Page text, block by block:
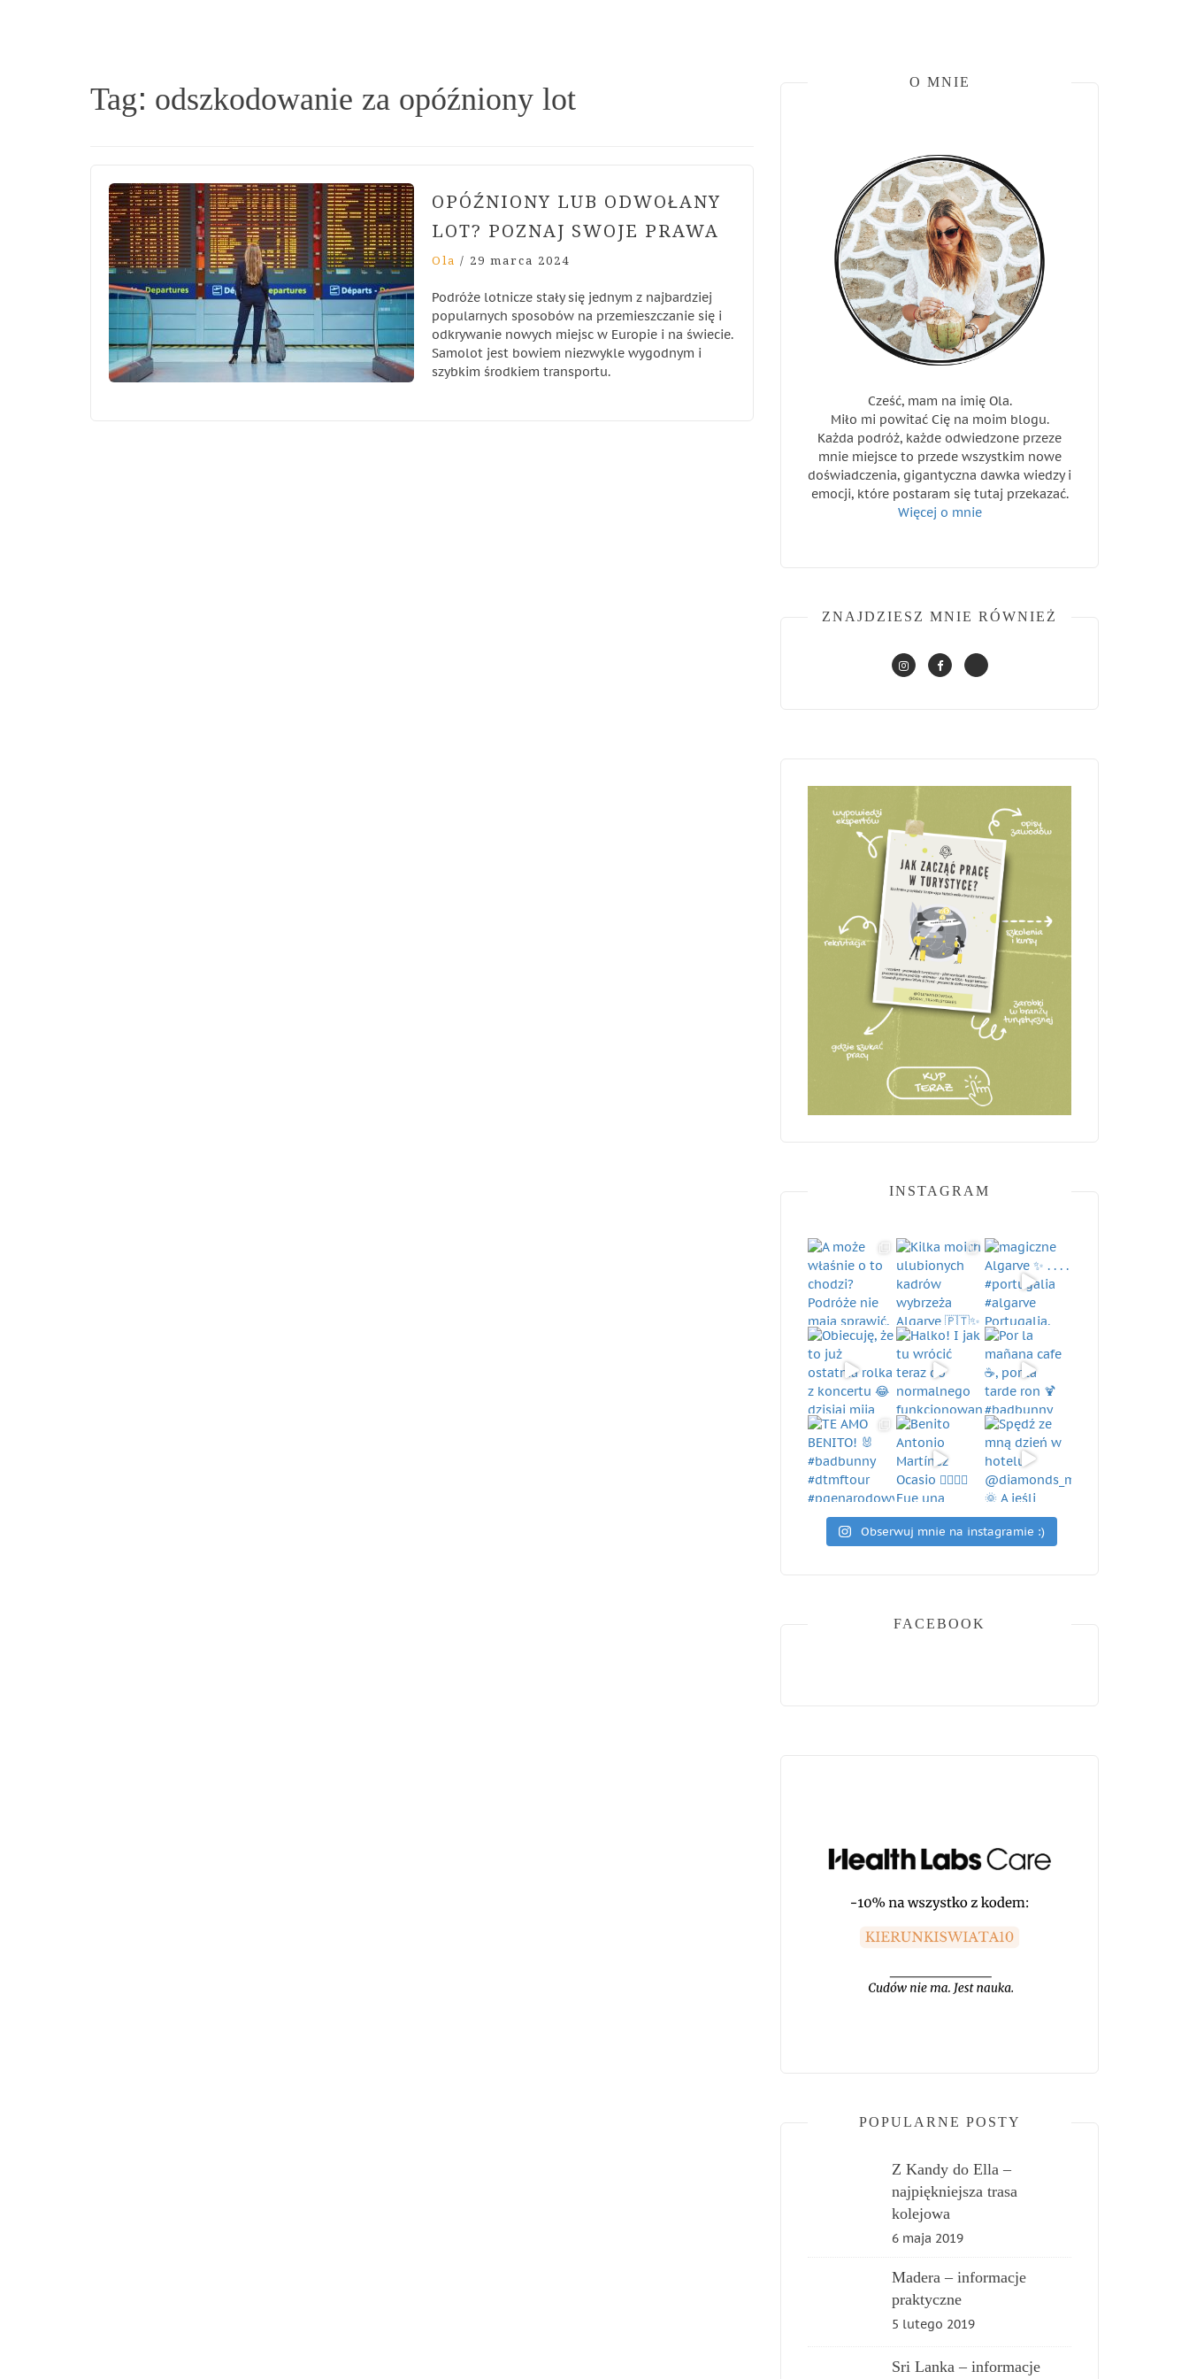
Tag: odszkodowanie za opóźniony lot
OPÓŹNIONY LUB ODWOŁANY
LOT? POZNAJ SWOJE PRAWA
Ola / 29 marca 2024
Podróże lotnicze stały się jednym z najbardziej
popularnych sposobów na przemieszczanie się i
odkrywanie nowych miejsc w Europie i na świecie.
Samolot jest bowiem niezwykle wygodnym i
szybkim środkiem transportu.
O MNIE
Cześć, mam na imię Ola.
Miło mi powitać Cię na moim blogu.
Każda podróż, każde odwiedzone przeze
mnie miejsce to przede wszystkim nowe
doświadczenia, gigantyczna dawka wiedzy i
emocji, które postaram się tutaj przekazać.
Więcej o mnie
ZNAJDZIESZ MNIE RÓWNIEŻ
INSTAGRAM
Obserwuj mnie na instagramie :)
FACEBOOK
POPULARNE POSTY
Z Kandy do Ella –
najpiękniejsza trasa
kolejowa
6 maja 2019
Madera – informacje
praktyczne
5 lutego 2019
Sri Lanka – informacje